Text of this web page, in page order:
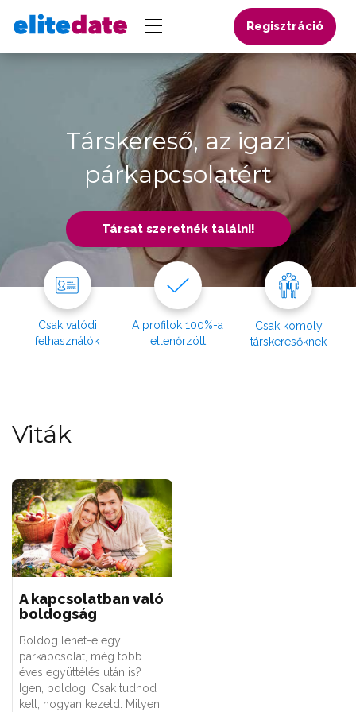
Regisztráció
Társkereső, az igazi
párkapcsolatért
Társat szeretnék találni!
Csak valódi
felhasználók
A profilok 100%-a
ellenőrzött
Csak komoly
társkeresőknek
Viták
A kapcsolatban való
boldogság
Boldog lehet-e egy
párkapcsolat, még több
éves együttélés után is?
Igen, boldog. Csak tudnod
kell, hogyan kezeld. Milyen